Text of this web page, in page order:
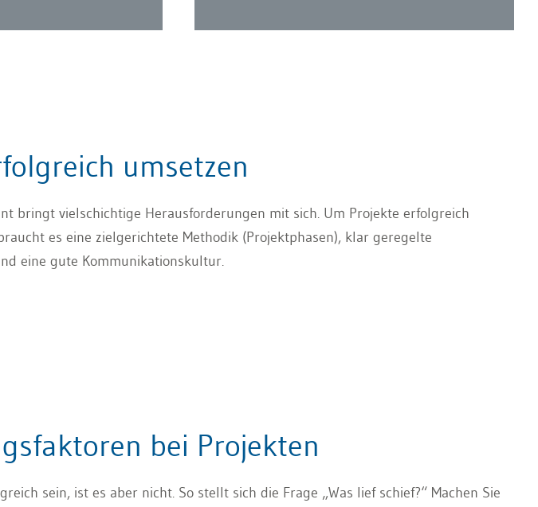
umsetzen
bringt vielschichtige Herausforderungen mit sich. Um Projekte erfolgreich
es eine zielgerichtete Methodik (Projektphasen), klar geregelte
eine gute Kommunikationskultur.
bei Projekten
sein, ist es aber nicht. So stellt sich die Frage „Was lief schief?“ Machen Sie